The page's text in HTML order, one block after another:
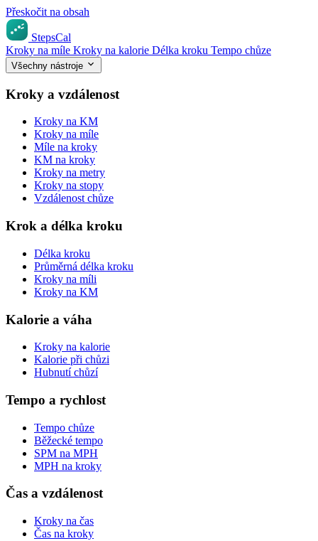
Přeskočit na obsah
StepsCal
Kroky na míle Kroky na kalorie Délka kroku Tempo chůze
Všechny nástroje
Kroky a vzdálenost
Kroky na KM
Kroky na míle
Míle na kroky
KM na kroky
Kroky na metry
Kroky na stopy
Vzdálenost chůze
Krok a délka kroku
Délka kroku
Průměrná délka kroku
Kroky na míli
Kroky na KM
Kalorie a váha
Kroky na kalorie
Kalorie při chůzi
Hubnutí chůzí
Tempo a rychlost
Tempo chůze
Běžecké tempo
SPM na MPH
MPH na kroky
Čas a vzdálenost
Kroky na čas
Čas na kroky